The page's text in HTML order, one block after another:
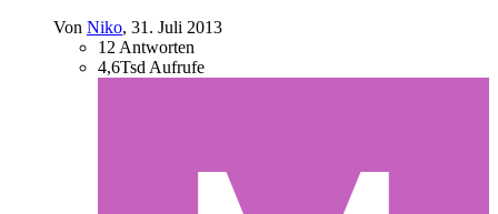
Von Niko, 31. Juli 2013
12 Antworten
4,6Tsd Aufrufe